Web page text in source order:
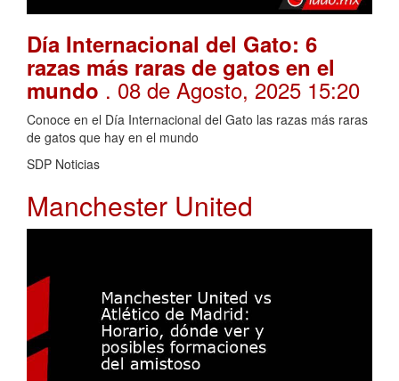
Día Internacional del Gato: 6
razas más raras de gatos en el
mundo . 08 de Agosto, 2025 15:20
Conoce en el Día Internacional del Gato las razas más raras
de gatos que hay en el mundo
SDP Noticias
Manchester United